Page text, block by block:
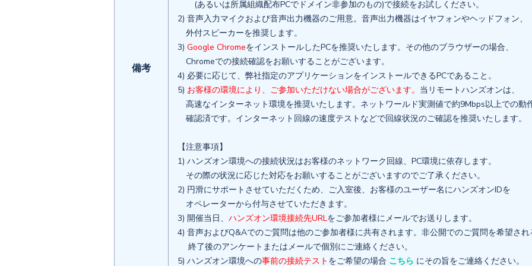
備考
(あるいは所属組織配布PCでドメイン非参加のもの)で接続をお試しください。
2) 音声入力マイクおよび音声出力機器のご用意。音声出力機器はイヤフォンやヘッドフォン、
外付スピーカーを推奨します。
3) Google ChromeをインストールしたPCを推奨いたします。その他のブラウザーの場合、
Chromeでの接続確認をお願いすることがございます。
4) 必要に応じて、弊社指定のアプリケーションをインストールできるPCであること。
5) お客様の環境により、ご参加いただけない場合がございます。 当リモートハンズオンは、
高速なインターネット環境を推奨いたします。ネットワールド実測値で約9Mbps以上での動
確認済です。インターネット回線の速度テストなどで回線状況のご確認を推奨いたします。
【注意事項】
1) ハンズオン環境への接続状況はお客様のネットワーク回線、PC環境に依存します。
その際の状況に応じた対応をお願いすることがございますのでご了承ください。
2) 円滑にサポートさせていただくため、ご入室後、お客様のユーザー名にハンズオンIDを
オペレーターから付与させていただきます。
3) 開催当日、 ハンズオン環境接続先URLをご参加者様にメールでお送りします。
4) 音声およびQ&Aでのご質問は他のご参加者様に共有されます。非公開でのご質問を希望され
終了後のアンケートまたはメールで個別にご連絡ください。
5) ハンズオン環境への事前の接続テスト をご希望の場合 こちら にその旨をご連絡ください。